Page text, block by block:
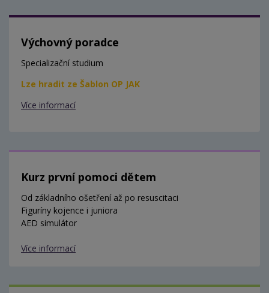
Výchovný poradce
Specializační studium
Lze hradit ze Šablon OP JAK
Více informací
Kurz první pomoci dětem
Od základního ošetření až po resuscitaci
Figuríny kojence i juniora
AED simulátor
Více informací